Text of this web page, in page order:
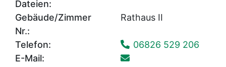
Dateien:
Gebäude/Zimmer
Nr.:
Rathaus II
Telefon:
06826 529 206
E-Mail: